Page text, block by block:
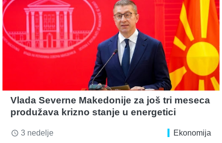
Vlada Severne Makedonije za još tri meseca
produžava krizno stanje u energetici
access_time 3 nedelje Ekonomija